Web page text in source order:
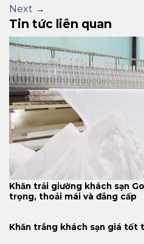
Next →
Tin tức liên quan
Khăn trải giường khách sạn
trọng, thoải mái và đẳng cấp
Khăn trắng khách sạn giá tốt